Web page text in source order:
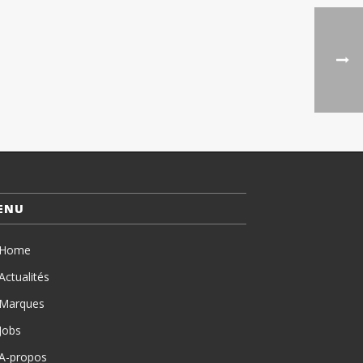
Home
Marques
Jobs
propos